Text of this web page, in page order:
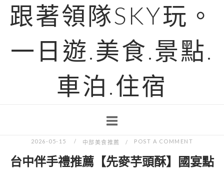
跟著領隊SKY玩。
一日遊.美食.景點.
車泊.住宿
2026-05-15 中部美食推薦 POST A COMMENT
台中伴手禮推薦【先麥芋頭酥】國宴點